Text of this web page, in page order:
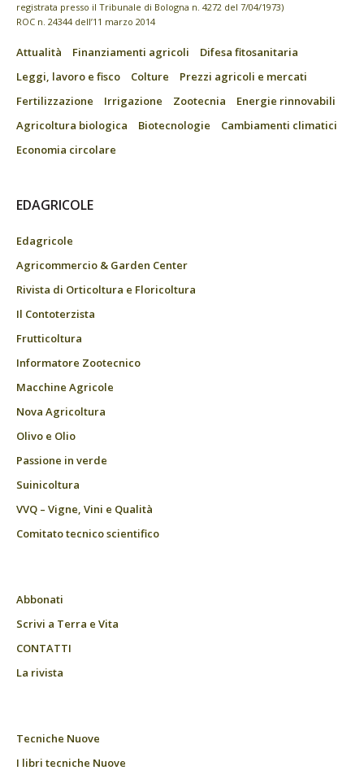
registrata presso il Tribunale di Bologna n. 4272 del 7/04/1973)
ROC n. 24344 dell’11 marzo 2014
Attualità Finanziamenti agricoli
Difesa fitosanitaria
Leggi, lavoro e fisco
Colture
Prezzi agricoli e mercati
Fertilizzazione
Irrigazione Zootecnia
Energie rinnovabili
Agricoltura biologica
Biotecnologie
Cambiamenti climatici
Economia circolare
EDAGRICOLE
Edagricole
Agricommercio & Garden Center
Rivista di Orticoltura e Floricoltura
Il Contoterzista
Frutticoltura
Informatore Zootecnico
Macchine Agricole
Nova Agricoltura
Olivo e Olio
Passione in verde
Suinicoltura
VVQ – Vigne, Vini e Qualità
Comitato tecnico scientifico
Abbonati
Scrivi a Terra e Vita
CONTATTI
La rivista
Tecniche Nuove
I libri tecniche Nuove